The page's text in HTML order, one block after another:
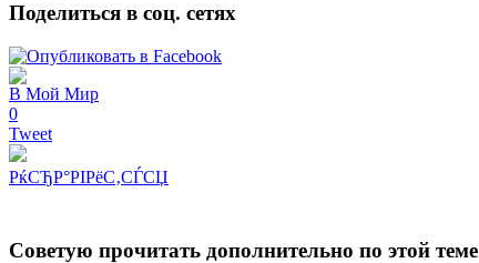
Поделиться в соц. сетях
В Мой Мир
0
Tweet
РќСЂР°РІРёС‚СЃСЏ
Советую прочитать дополнительно по этой теме